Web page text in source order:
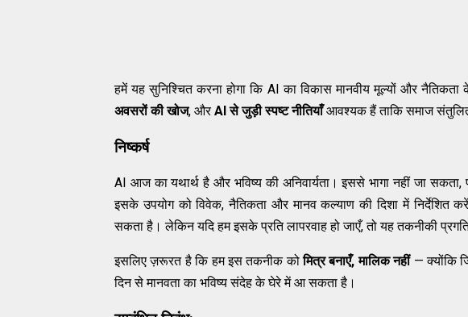
हमें यह सुनिश्चित करना होगा कि AI का विकास मानवीय मूल्यों और
अवसरों की खोज, औरAI से जुड़ी स्पष्ट नीतियाँआवश्यक हैं ताकि समाज
निष्कर्ष
AI आज का यथार्थ है और भविष्य की अनिवार्यता। इससे भागा नहीं जा
इसके उपयोग को विवेक, नैतिकता और मानव कल्याण की दिशा में निर्देशित
सकता है। लेकिन यदि हम इसके प्रति लापरवाह हो जाएँ, तो यह तकनीकी
इसलिए ज़रूरत है कि हम इस तकनीक कोमित्र बनाएँ, मालिक नहीं— क्योंकि
दिन से मानवता का भविष्य संदेह के घेरे में आ सकता है।